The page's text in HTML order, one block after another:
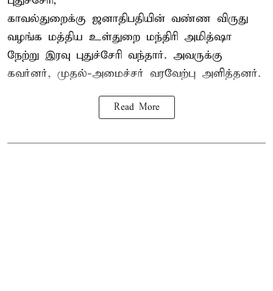
காவல்துறைக்கு ஜனாதிபதியின் வண்ண விருது
வழங்க மத்திய உள்துறை மந்திரி அமித்ஷா
நேற்று இரவு புதுச்சேரி வந்தார். அவருக்கு
கவர்னர், முதல்-அமைச்சர் வரவேற்பு அளித்தனர்.
Read More